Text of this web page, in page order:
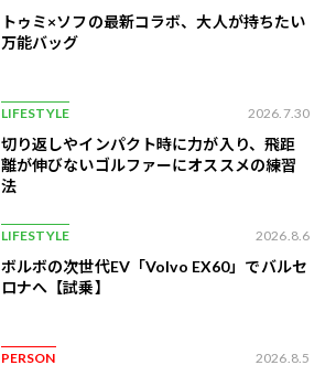
トゥミ×ソフの最新コラボ、大人が持ちたい
万能バッグ
LIFESTYLE 2026.7.30
切り返しやインパクト時に力が入り、飛距
離が伸びないゴルファーにオススメの練習
法
LIFESTYLE 2026.8.6
ボルボの次世代EV「Volvo EX60」でバルセ
ロナへ【試乗】
PERSON 2026.8.5